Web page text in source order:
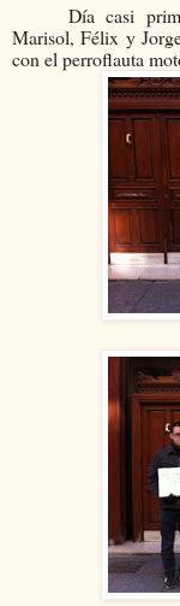
Día casi
Marisol, Félix y
con el perroflauta